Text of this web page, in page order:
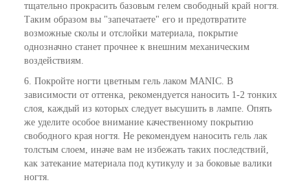
тщательно прокрасить базовым гелем свободный край ногтя.
Таким образом вы "запечатаете" его и предотвратите
возможные сколы и отслойки материала, покрытие
однозначно станет прочнее к внешним механическим
воздействиям.
6. Покройте ногти цветным гель лаком MANIC. В
зависимости от оттенка, рекомендуется наносить 1-2 тонких
слоя, каждый из которых следует высушить в лампе. Опять
же уделите особое внимание качественному покрытию
свободного края ногтя. Не рекомендуем наносить гель лак
толстым слоем, иначе вам не избежать таких последствий,
как затекание материала под кутикулу и за боковые валики
ногтя.